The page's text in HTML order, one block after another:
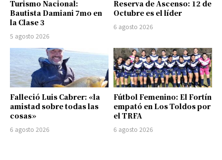
Turismo Nacional:
Bautista Damiani 7mo en
la Clase 3
5 agosto 2026
Reserva de Ascenso: 12 de
Octubre es el líder
6 agosto 2026
Falleció Luis Cabrer: «la
amistad sobre todas las
cosas»
6 agosto 2026
Fútbol Femenino: El Fortín
empató en Los Toldos por
el TRFA
6 agosto 2026